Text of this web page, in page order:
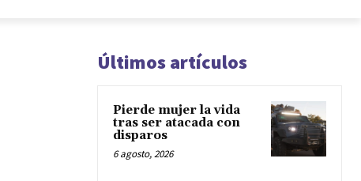
Últimos artículos
Pierde mujer la vida
tras ser atacada con
disparos
6 agosto, 2026